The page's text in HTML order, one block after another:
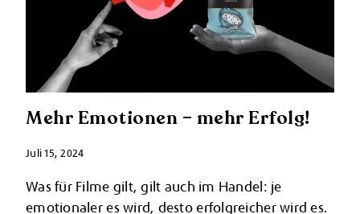
Mehr Emotionen – mehr Erfolg!
Juli 15, 2024
Was für Filme gilt, gilt auch im Handel: je
emotionaler es wird, desto erfolgreicher wird es.